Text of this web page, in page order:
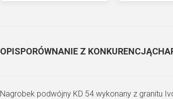
OPISPORÓWNANIE Z KONKURENCJĄ
Nagrobek podwójny KD 54 wykonany z granitu